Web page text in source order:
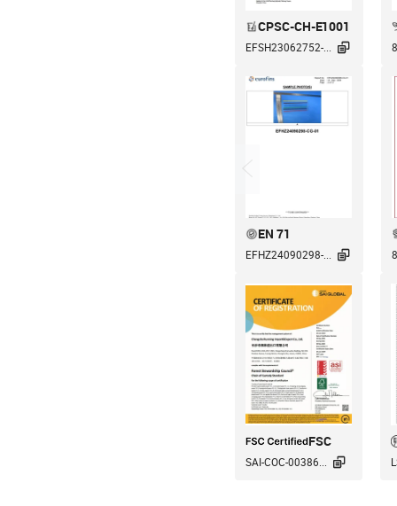
CPSC-CH-E1001
EFSH23062752-... 
EN 71
EFHZ24090298-... 
FSC
SAI-COC-00386... 